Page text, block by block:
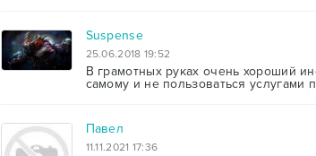
Suspense
25.06.2018 19:52
В грамотных руках очень хороший
самому и не пользоваться услугами
Павел
11.11.2021 17:36